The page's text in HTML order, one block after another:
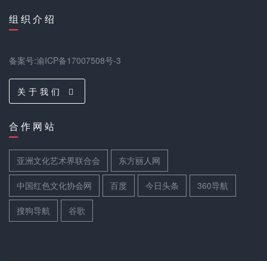
组 织 介 绍
备案号:渝ICP备17007508号-3
合 作 网 站
亚洲文化艺术界联合会 东方丽人网
中国红色文化协会网